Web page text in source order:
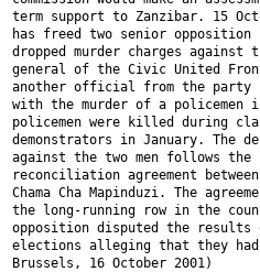
term support to Zanzibar. 15
has freed two senior
dropped murder charges against
general of the Civic United
another official from the party
with the murder of a policemen
policemen were killed during
demonstrators in January. The
against the two men follows the
reconciliation agreement
Chama Cha Mapinduzi. The
the long-running row in the
opposition disputed the results
elections alleging that they had
Brussels, 16 October 2001)